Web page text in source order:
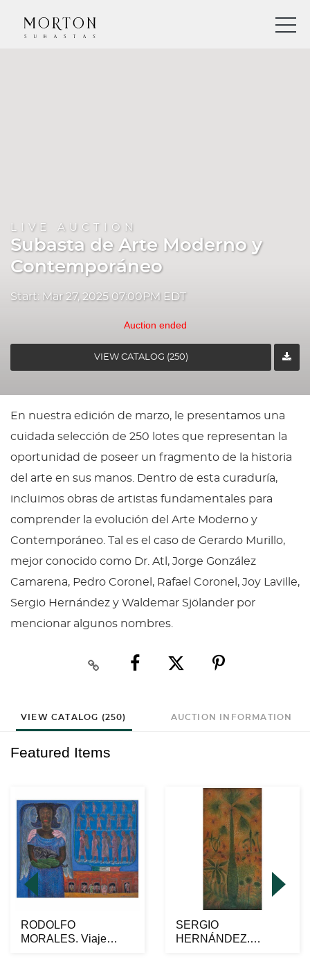
LIVE AUCTION
Subasta de Arte Moderno y
Contemporáneo
Start: Mar 27, 2025 07:00PM EDT
Auction ended
VIEW CATALOG (250)
En nuestra edición de marzo, le presentamos una
cuidada selección de 250 lotes que representan la
oportunidad de poseer un fragmento de la historia
del arte en sus manos. Dentro de esta curaduría,
incluimos obras de artistas fundamentales para
comprender la evolución del Arte Moderno y
Contemporáneo. Tal es el caso de Gerardo Murillo,
mejor conocido como Dr. Atl, Jorge González
Camarena, Pedro Coronel, Rafael Coronel, Joy Laville,
Sergio Hernández y Waldemar Sjölander por
mencionar algunos nombres.
VIEW CATALOG (250) AUCTION INFORMATION
Featured Items
RODOLFO
MORALES. Viaje
SERGIO
HERNÁNDEZ.